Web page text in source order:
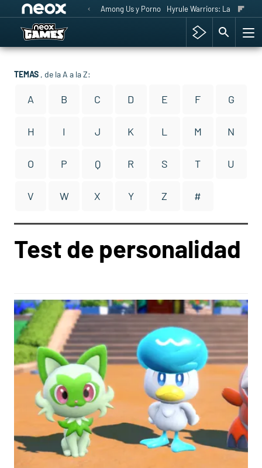
Among Us y Porno Hyrule Warriors: La Era del
TEMAS , de la A a la Z:
A B C D E F G
H I J K L M N
O P Q R S T U
V W X Y Z #
Test de personalidad